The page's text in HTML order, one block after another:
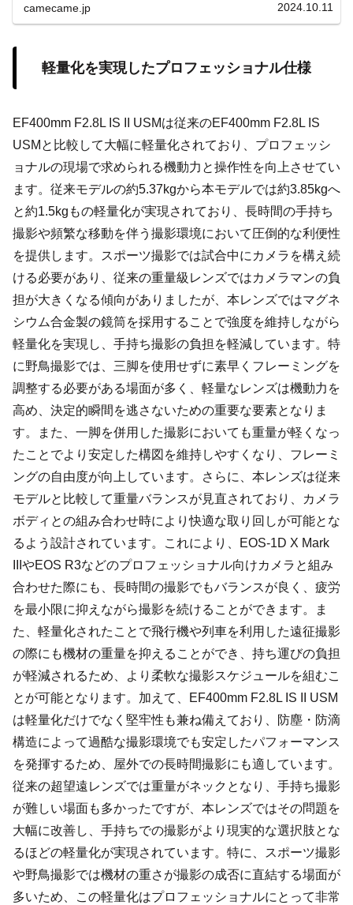
camecame.jp 2024.10.11
軽量化を実現したプロフェッショナル仕様
EF400mm F2.8L IS II USMは従来のEF400mm F2.8L IS
USMと比較して大幅に軽量化されており、プロフェッシ
ョナルの現場で求められる機動力と操作性を向上させてい
ます。従来モデルの約5.37kgから本モデルでは約3.85kgへ
と約1.5kgもの軽量化が実現されており、長時間の手持ち
撮影や頻繁な移動を伴う撮影環境において圧倒的な利便性
を提供します。スポーツ撮影では試合中にカメラを構え続
ける必要があり、従来の重量級レンズではカメラマンの負
担が大きくなる傾向がありましたが、本レンズではマグネ
シウム合金製の鏡筒を採用することで強度を維持しながら
軽量化を実現し、手持ち撮影の負担を軽減しています。特
に野鳥撮影では、三脚を使用せずに素早くフレーミングを
調整する必要がある場面が多く、軽量なレンズは機動力を
高め、決定的瞬間を逃さないための重要な要素となりま
す。また、一脚を併用した撮影においても重量が軽くなっ
たことでより安定した構図を維持しやすくなり、フレーミ
ングの自由度が向上しています。さらに、本レンズは従来
モデルと比較して重量バランスが見直されており、カメラ
ボディとの組み合わせ時により快適な取り回しが可能とな
るよう設計されています。これにより、EOS-1D X Mark
IIIやEOS R3などのプロフェッショナル向けカメラと組み
合わせた際にも、長時間の撮影でもバランスが良く、疲労
を最小限に抑えながら撮影を続けることができます。ま
た、軽量化されたことで飛行機や列車を利用した遠征撮影
の際にも機材の重量を抑えることができ、持ち運びの負担
が軽減されるため、より柔軟な撮影スケジュールを組むこ
とが可能となります。加えて、EF400mm F2.8L IS II USM
は軽量化だけでなく堅牢性も兼ね備えており、防塵・防滴
構造によって過酷な撮影環境でも安定したパフォーマンス
を発揮するため、屋外での長時間撮影にも適しています。
従来の超望遠レンズでは重量がネックとなり、手持ち撮影
が難しい場面も多かったですが、本レンズではその問題を
大幅に改善し、手持ちでの撮影がより現実的な選択肢とな
るほどの軽量化が実現されています。特に、スポーツ撮影
や野鳥撮影では機材の重さが撮影の成否に直結する場面が
多いため、この軽量化はプロフェッショナルにとって非常